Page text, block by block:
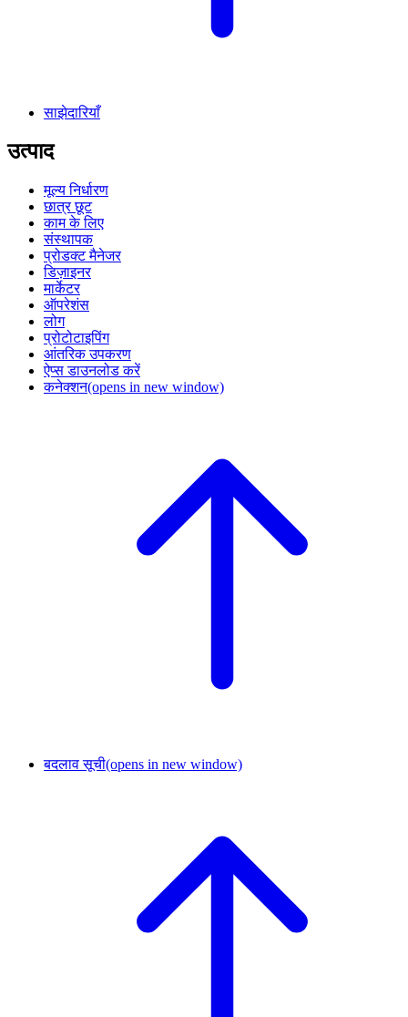
साझेदारियाँ
उत्पाद
मूल्य निर्धारण
छात्र छूट
काम के लिए
संस्थापक
प्रोडक्ट मैनेजर
डिज़ाइनर
मार्केटर
ऑपरेशंस
लोग
प्रोटोटाइपिंग
आंतरिक उपकरण
ऐप्स डाउनलोड करें
कनेक्शन(opens in new window)
बदलाव सूची(opens in new window)